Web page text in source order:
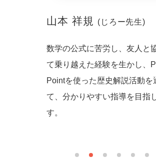
山本 祥規 (じろー先生)
数学の公式に苦労し、友人と
て乗り越えた経験を生かし、
Pointを使った歴史解説活動を
て、分かりやすい指導を目指
す。